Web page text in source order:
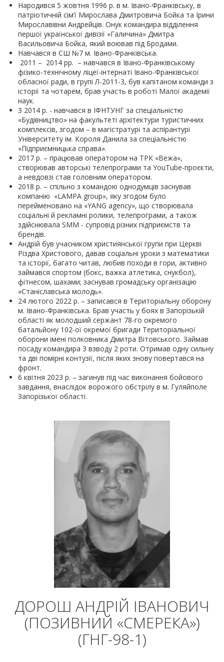
Народився 5 жовтня 1996 р. в м. Івано-Франківську, в
патріотичній сім’ї Мирослава Дмитровича Бойка та Ірини
Мирославівни Андрейців. Онук командира відділення
першої української дивізії «Галичина» Дмитра
Васильовича Бойка, який воював під Бродами.
Навчався в СШ №7 м. Івано-Франківська.
2011 – 2014 рр. – навчався в Івано-Франківському
фізико-технічному ліцеї-інтернаті Івано-Франківської
обласної ради, в групі Л-2011-3, був капітаном команди з
історії та чотарем, брав участь в роботі Малої академії
наук.
З 2014 р. - навчався в ІФНТУНГ за спеціальністю
«Будівництво» на факультеті архітектури туристичних
комплексів, згодом – в магістратурі та аспірантурі
Університету ім. Короля Данила за спеціальністю
«Підприємницька справа».
2017 р. – працював оператором на ТРК «Вежа»,
створював авторські телепрограми та YouTube-проєкти,
а невдовзі став головним оператором.
2018 р. – спільно з командою однодумців заснував
компанію «LAMPA group», яку згодом було
перейменовано на «YANG agency», що створювала
соціальні й рекламні ролики, телепрограми, а також
здійснювала SMM - супровід різних підприємств та
брендів.
Андрій був учасником християнської групи при Церкві
Різдва Христового, давав соціальні уроки з математики
та історії, багато читав, любив походи в гори, активно
займався спортом (бокс, важка атлетика, снукбол),
фітнесом, шахами; заснував громадську організацію
«Станіславська молодь».
24 лютого 2022 р. – записався в Територіальну оборону
м. Івано-Франківська. Брав участь у боях в Запорізькій
області як молодший сержант 78-го окремого
батальйону 102-ої окремої бригади Територіальної
оборони імені полковника Дмитра Вітовського. Займав
посаду командира 3 взводу 2 роти. Отримав одну сильну
та дві помірні контузії, після яких знову повертався на
фронт.
6 квітня 2023 р. – загинув під час виконання бойового
завдання, внаслідок ворожого обстрілу в м. Гуляйполе
Запорізької області.
ДОРОШ АНДРІЙ ІВАНОВИЧ
(ПОЗИВНИЙ «СМЕРЕКА»)
(ГНГ-98-1)